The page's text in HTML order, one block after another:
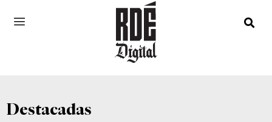
Destacadas